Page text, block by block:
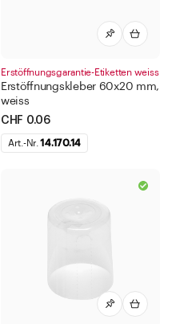
Erstöffnungsgarantie-Etiketten weiss
Erstöffnungskleber 60x20 mm,
weiss
CHF 0.06
Art.-Nr.14.170.14